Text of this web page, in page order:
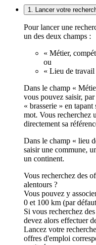
1. Lancer votre
Pour lancer une
un des deux champs :
« Métier,
ou
« Lieu de travail
Dans le champ «
vous pouvez saisir,
« brasserie » en
mot. Vous recherchez
directement sa
Dans le champ « lieu
saisir une commune,
un continent.
Vous recherchez des
alentours ?
Vous pouvez y
0 et 100 km (par
Si vous recherchez
devez alors effectuer
Lancez votre
offres d'emploi